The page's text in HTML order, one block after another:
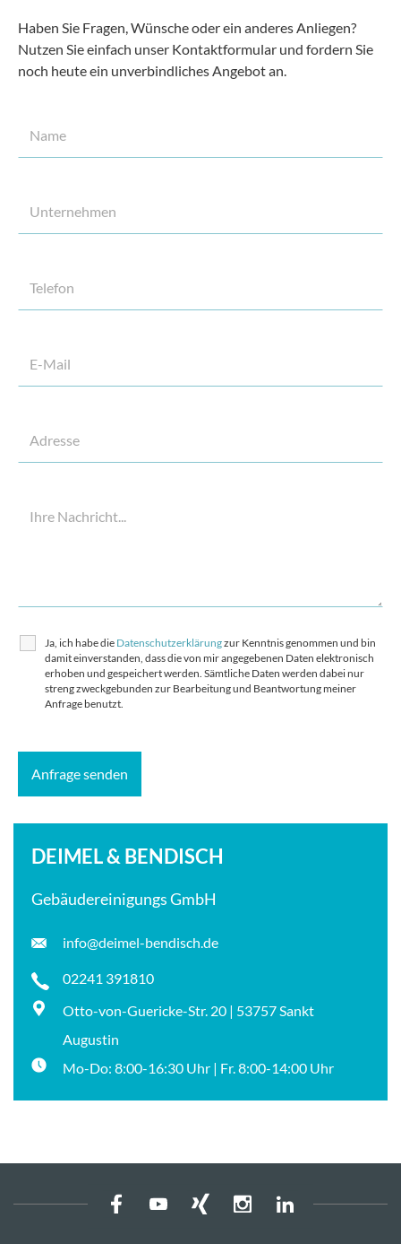
Haben Sie Fragen, Wünsche oder ein anderes Anliegen?
Nutzen Sie einfach unser Kontaktformular und fordern Sie
noch heute ein unverbindliches Angebot an.
Ja, ich habe die Datenschutzerklärungzur Kenntnis genommen und bin
damit einverstanden, dass die von mir angegebenen Daten elektronisch
erhoben und gespeichert werden. Sämtliche Daten werden dabei nur
streng zweckgebunden zur Bearbeitung und Beantwortung meiner
Anfrage benutzt.
DEIMEL & BENDISCH
Gebäudereinigungs GmbH
info@deimel-bendisch.de
02241 391810
Otto-von-Guericke-Str. 20 | 53757 Sankt
Augustin
Mo-Do: 8:00-16:30 Uhr | Fr. 8:00-14:00 Uhr